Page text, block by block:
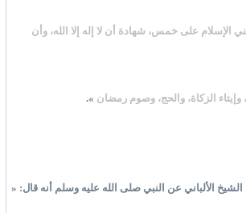
الإسلام على خمس، شهادة أن لا إله إلا الله، وأن
وإيتاء الزكاة، والحج، وصوم رمضان ».
الألباني عن النبي صلى الله عليه وسلم أنه قال: «